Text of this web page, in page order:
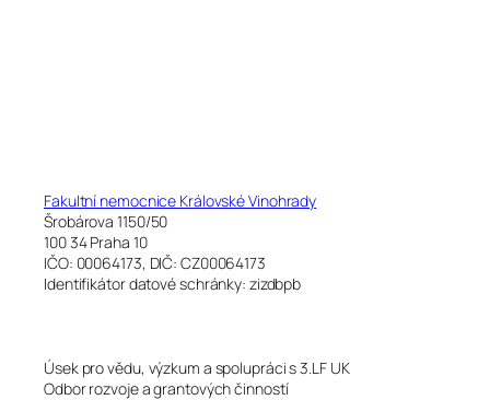
Fakultní nemocnice Královské Vinohrady
Šrobárova 1150/50
100 34 Praha 10
IČO: 00064173, DIČ: CZ00064173
Identifikátor datové schránky: zizdbpb
Úsek pro vědu, výzkum a spolupráci s 3.LF UK
Odbor rozvoje a grantových činností